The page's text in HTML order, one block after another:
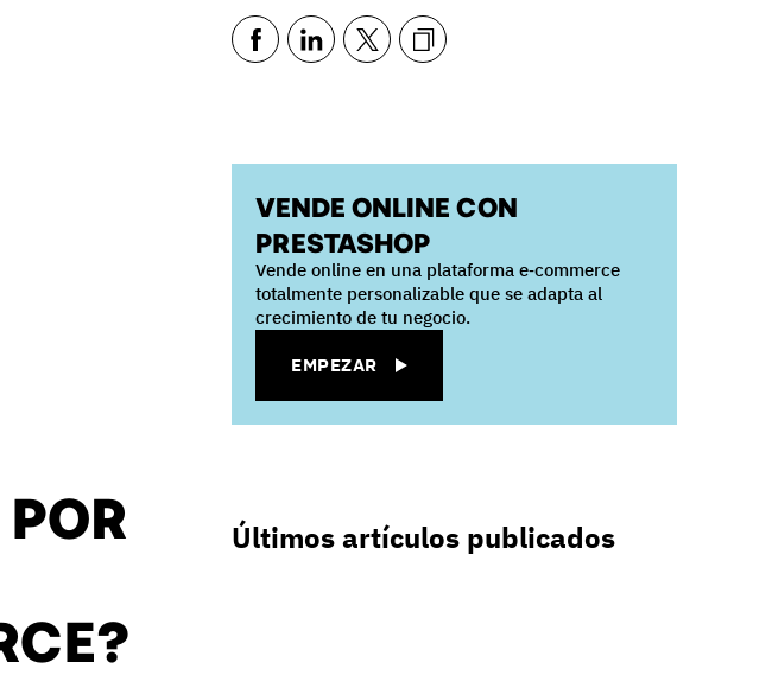
VENDE ONLINE CON
PRESTASHOP
Vende online en una plataforma e‑commerce
totalmente personalizable que se adapta al
crecimiento de tu negocio.
EMPEZAR
Últimos artículos publicados